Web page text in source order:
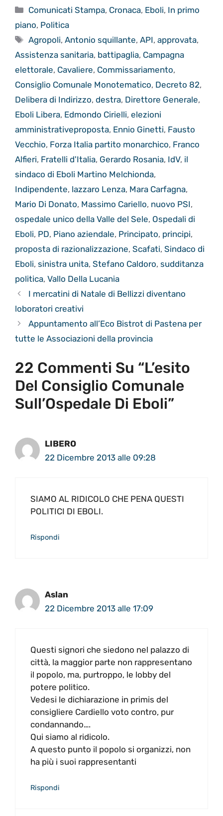
Categorie
Comunicati Stampa, Cronaca, Eboli, In primo
piano, Politica
Tag
Agropoli,Antonio squillante,API,approvata,
Assistenza sanitaria, battipaglia, Campagna
elettorale, Cavaliere, Commissariamento,
Consiglio Comunale Monotematico, Decreto 82,
Delibera di Indirizzo, destra, Direttore Generale,
Eboli Libera, Edmondo Cirielli, elezioni
amministrativeproposta, Ennio Ginetti, Fausto
Vecchio, Forza Italia partito monarchico, Franco
Alfieri, Fratelli d'Italia, Gerardo Rosania, IdV, il
sindaco di Eboli Martino Melchionda,
Indipendente, lazzaro Lenza, Mara Carfagna,
Mario Di Donato, Massimo Cariello, nuovo PSI,
ospedale unico della Valle del Sele, Ospedali di
Eboli, PD, Piano aziendale, Principato, principi,
proposta di razionalizzazione, Scafati, Sindaco di
Eboli, sinistra unita, Stefano Caldoro, sudditanza
politica, Vallo Della Lucania
I mercatini di Natale di Bellizzi diventano
loboratori creativi
Appuntamento all’Eco Bistrot di Pastena per
tutte le Associazioni della provincia
22 Commenti Su “L’esito
Del Consiglio Comunale
Sull’Ospedale Di Eboli”
LIBERO
22 Dicembre 2013 alle 09:28
SIAMO AL RIDICOLO CHE PENA QUESTI
POLITICI DI EBOLI.
Rispondi
Aslan
22 Dicembre 2013 alle 17:09
Questi signori che siedono nel palazzo di
città, la maggior parte non rappresentano
il popolo, ma, purtroppo, le lobby del
potere politico.
Vedesi le dichiarazione in primis del
consigliere Cardiello voto contro, pur
condannando….
Qui siamo al ridicolo.
A questo punto il popolo si organizzi, non
ha più i suoi rappresentanti
Rispondi